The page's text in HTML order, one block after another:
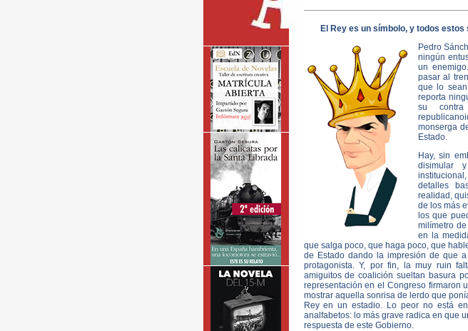
El Rey es un símbolo, y todos
Pedro
ningún
un
pasar al
que lo
reporta
su
monserga
Estado.
Hay, sin
disimular
detalles
realidad,
de los más
los que
milímetro
en la
que salga poco, que haga poco, que
de Estado dando la impresión de que
protagonista. Y, por fin, la muy ruin
amiguitos de coalición sueltan basura
representación en el Congreso firmaron
mostrar aquella sonrisa de lerdo que
Rey en un estadio. Lo peor no está
analfabetos: lo más grave radica en que
respuesta de este Gobierno.